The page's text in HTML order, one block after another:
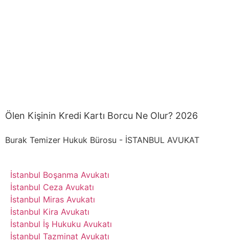
Ölen Kişinin Kredi Kartı Borcu Ne Olur? 2026
Burak Temizer Hukuk Bürosu - İSTANBUL AVUKAT
İstanbul Boşanma Avukatı
İstanbul Ceza Avukatı
İstanbul Miras Avukatı
İstanbul Kira Avukatı
İstanbul İş Hukuku Avukatı
İstanbul Tazminat Avukatı